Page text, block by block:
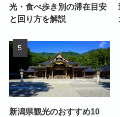
光・食べ歩き別の滞在目安
と回り方を解説
新潟県観光のおすすめ10